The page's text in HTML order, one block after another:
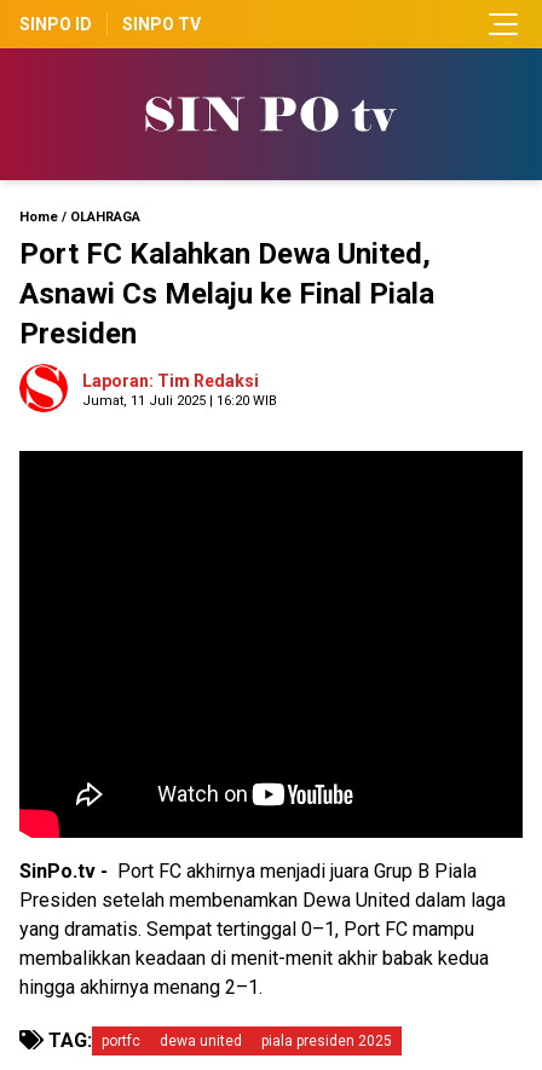
SINPO ID SINPO TV
Home / OLAHRAGA
Port FC Kalahkan Dewa United,
Asnawi Cs Melaju ke Final Piala
Presiden
Laporan: Tim Redaksi
Jumat, 11 Juli 2025 | 16:20 WIB
SinPo.tv -
Port FC akhirnya menjadi juara Grup B Piala
Presiden setelah membenamkan Dewa United dalam laga
yang dramatis. Sempat tertinggal 0–1, Port FC mampu
membalikkan keadaan di menit-menit akhir babak kedua
hingga akhirnya menang 2–1.
TAG: portfc dewa united piala presiden 2025